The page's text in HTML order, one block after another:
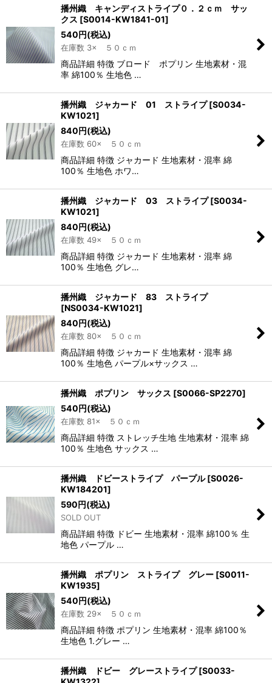
播州織 キャンディストライプ０．２ｃｍ サッ
クス [S0014-KW1841-01]
540円(税込)
在庫数 3× ５０ｃｍ
商品詳細 特徴 ブロード ポプリン 生地素材・混
率 綿100％ 生地色 …
播州織 ジャカード 01 ストライプ [S0034-
KW1021]
840円(税込)
在庫数 60× ５０ｃｍ
商品詳細 特徴 ジャカード 生地素材・混率 綿
100％ 生地色 ホワ…
播州織 ジャカード 03 ストライプ [S0034-
KW1021]
840円(税込)
在庫数 49× ５０ｃｍ
商品詳細 特徴 ジャカード 生地素材・混率 綿
100％ 生地色 グレ…
播州織 ジャカード 83 ストライプ
[NS0034-KW1021]
840円(税込)
在庫数 80× ５０ｃｍ
商品詳細 特徴 ジャカード 生地素材・混率 綿
100％ 生地色 パープル×サックス …
播州織 ポプリン サックス [S0066-SP2270]
540円(税込)
在庫数 81× ５０ｃｍ
商品詳細 特徴 ストレッチ生地 生地素材・混率 綿
100％ 生地色 サックス …
播州織 ドビーストライプ パープル [S0026-
KW184201]
590円(税込)
SOLD OUT
商品詳細 特徴 ドビー 生地素材・混率 綿100％ 生
地色 パープル …
播州織 ポプリン ストライプ グレー [S0011-
KW1935]
540円(税込)
在庫数 29× ５０ｃｍ
商品詳細 特徴 ポプリン 生地素材・混率 綿100％
生地色 1.グレー …
播州織 ドビー グレーストライプ [S0033-